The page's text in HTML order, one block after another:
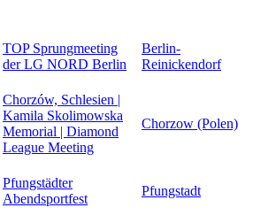
TOP Sprungmeeting
der LG NORD Berlin
Berlin-
Reinickendorf
Chorzów, Schlesien |
Kamila Skolimowska
Memorial | Diamond
League Meeting
Chorzow (Polen)
Pfungstädter
Abendsportfest
Pfungstadt